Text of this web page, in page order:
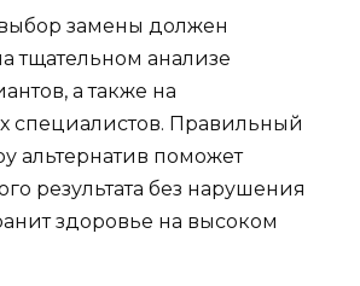
замены должен
тщательном анализе
а также на
специалистов. Правильный
альтернатив поможет
результата без нарушения
здоровье на высоком